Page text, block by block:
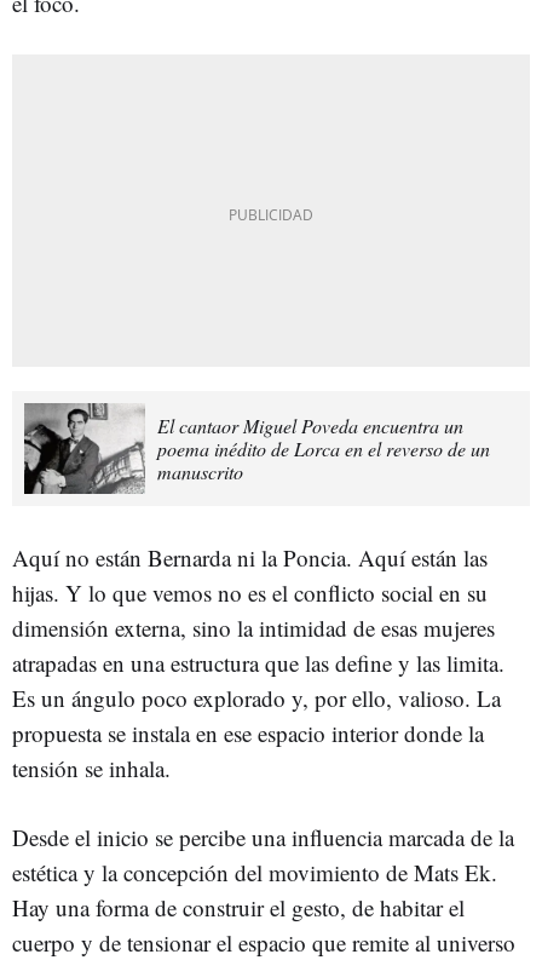
El cantaor Miguel Poveda encuentra un
poema inédito de Lorca en el reverso de un
manuscrito
Aquí no están Bernarda ni la Poncia. Aquí están las
hijas. Y lo que vemos no es el conflicto social en su
dimensión externa, sino la intimidad de esas mujeres
atrapadas en una estructura que las define y las limita.
Es un ángulo poco explorado y, por ello, valioso. La
propuesta se instala en ese espacio interior donde la
tensión se inhala.
Desde el inicio se percibe una influencia marcada de la
estética y la concepción del movimiento de Mats Ek.
Hay una forma de construir el gesto, de habitar el
cuerpo y de tensionar el espacio que remite al universo